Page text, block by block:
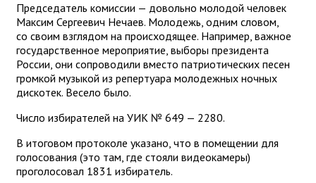
Председатель комиссии — довольно молодой человек
Максим Сергеевич Нечаев. Молодежь, одним словом,
со своим взглядом на происходящее. Например, важное
государственное мероприятие, выборы президента
России, они сопроводили вместо патриотических песен
громкой музыкой из репертуара молодежных ночных
дискотек. Весело было.
Число избирателей на УИК № 649 — 2280.
В итоговом протоколе указано, что в помещении для
голосования (это там, где стояли видеокамеры)
проголосовал 1831 избиратель.